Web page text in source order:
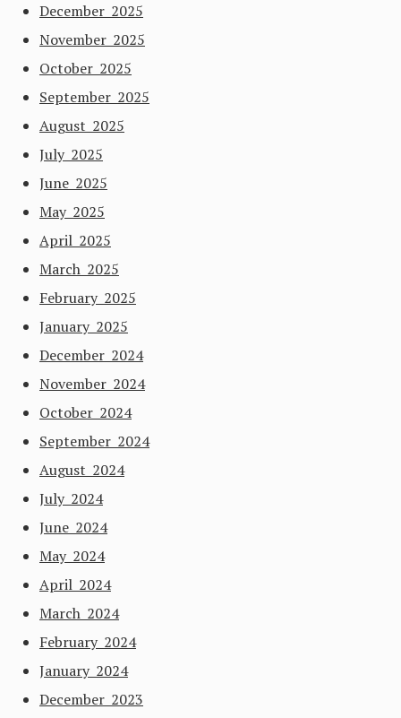
December 2025
November 2025
October 2025
September 2025
August 2025
July 2025
June 2025
May 2025
April 2025
March 2025
February 2025
January 2025
December 2024
November 2024
October 2024
September 2024
August 2024
July 2024
June 2024
May 2024
April 2024
March 2024
February 2024
January 2024
December 2023